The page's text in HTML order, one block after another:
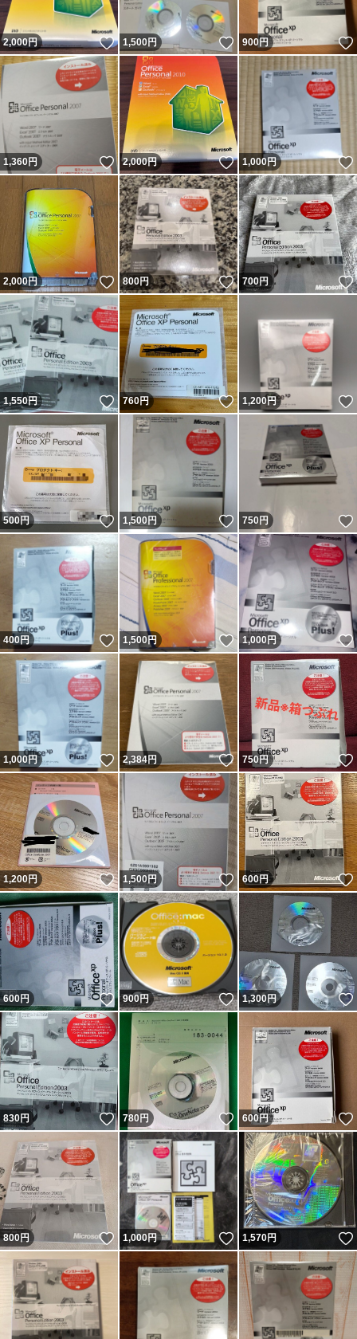
2,000円 いいね！
1,500円 いいね！
900円
1,360円 いいね！
2,000円 いいね！
1,000円
2,000円 いいね！
800円 いいね！
700円
1,550円 いいね！
760円 いいね！
1,200円
500円 いいね！
1,500円 いいね！
750円
400円 いいね！
1,500円 いいね！
1,000 円
1,000円 いいね！
2,384円 いいね！
750円
1,200円 いいね！
1,500円 いいね！
600円
600円 いいね！
900円 いいね！
1,300円
830円 いいね！
780円 いいね！
600円
800円 いいね！
1,000円 いいね！
1,570円